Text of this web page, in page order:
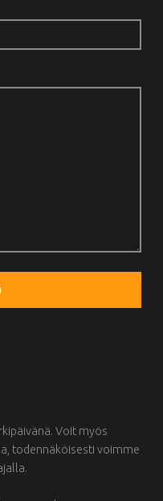
Voit myös
todennäköisesti voimme